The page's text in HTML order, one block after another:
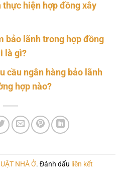
thực hiện hợp đồng xây
bảo lãnh trong hợp đồng
là gì?
cầu ngân hàng bảo lãnh
hợp nào?
NHÀ Ở. Đánh dấu liên kết